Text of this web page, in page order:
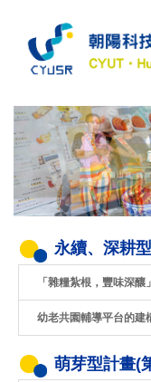
區
永續、深耕
「雜糧紮根，豐味深
幼老共園輔導平台的建
萌芽型計畫(